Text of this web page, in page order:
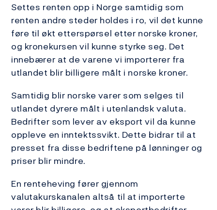
Settes renten opp i Norge samtidig som
renten andre steder holdes i ro, vil det kunne
føre til økt etterspørsel etter norske kroner,
og kronekursen vil kunne styrke seg. Det
innebærer at de varene vi importerer fra
utlandet blir billigere målt i norske kroner.
Samtidig blir norske varer som selges til
utlandet dyrere målt i utenlandsk valuta.
Bedrifter som lever av eksport vil da kunne
oppleve en inntektssvikt. Dette bidrar til at
presset fra disse bedriftene på lønninger og
priser blir mindre.
En renteheving fører gjennom
valutakurskanalen altså til at importerte